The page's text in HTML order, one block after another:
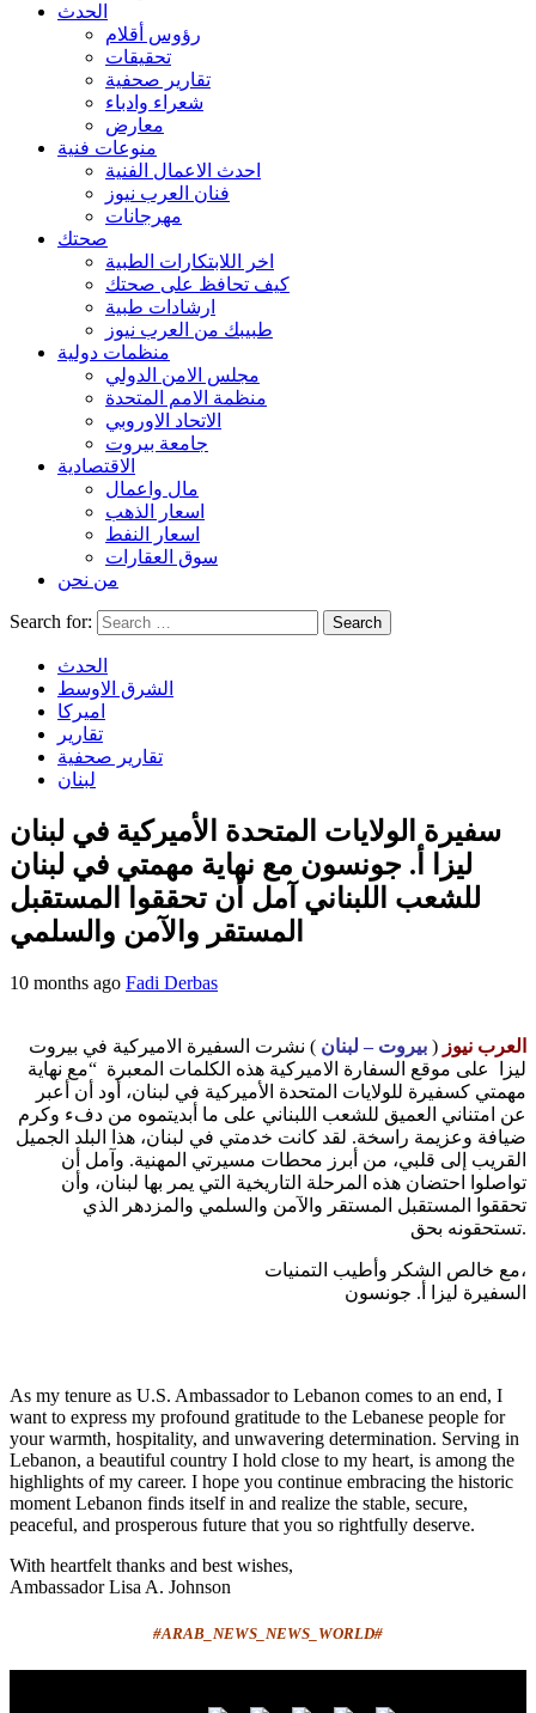
الحدث
رؤوس أقلام
تحقيقات
تقارير صحفية
شعراء وادباء
معارض
منوعات فنية
احدث الاعمال الفنية
فنان العرب نيوز
مهرجانات
صحتك
اخر اللابتكارات الطبية
كيف تحافظ على صحتك
ارشادات طبية
طبيبك من العرب نيوز
منظمات دولية
مجلس الامن الدولي
منظمة الامم المتحدة
الاتحاد الاوروبي
جامعة بيروت
الاقتصادية
مال واعمال
اسعار الذهب
اسعار النفط
سوق العقارات
من نحن
Search for:
الحدث
الشرق الاوسط
اميركا
تقارير
تقارير صحفية
لبنان
سفيرة الولايات المتحدة الأميركية في لبنان
ليزا أ. جونسون مع نهاية مهمتي في لبنان
للشعب اللبناني آمل أن تحققوا المستقبل
المستقر والآمن والسلمي
10 months ago Fadi Derbas
العرب نيوز ( بيروت – لبنان ) نشرت السفيرة الاميركية في بيروت
ليزا على موقع السفارة الاميركية هذه الكلمات المعبرة “مع نهاية
مهمتي كسفيرة للولايات المتحدة الأميركية في لبنان، أود أن أعبر
عن امتناني العميق للشعب اللبناني على ما أبديتموه من دفء وكرم
ضيافة وعزيمة راسخة. لقد كانت خدمتي في لبنان، هذا البلد الجميل
القريب إلى قلبي، من أبرز محطات مسيرتي المهنية. وآمل أن
تواصلوا احتضان هذه المرحلة التاريخية التي يمر بها لبنان، وأن
تحققوا المستقبل المستقر والآمن والسلمي والمزدهر الذي
تستحقونه بحق.
مع خالص الشكر وأطيب التمنيات،
السفيرة ليزا أ. جونسون
As my tenure as U.S. Ambassador to Lebanon comes to an end, I
want to express my profound gratitude to the Lebanese people for
your warmth, hospitality, and unwavering determination. Serving in
Lebanon, a beautiful country I hold close to my heart, is among the
highlights of my career. I hope you continue embracing the historic
moment Lebanon finds itself in and realize the stable, secure,
peaceful, and prosperous future that you so rightfully deserve.
With heartfelt thanks and best wishes,
Ambassador Lisa A. Johnson
#ARAB_NEWS_NEWS_WORLD#